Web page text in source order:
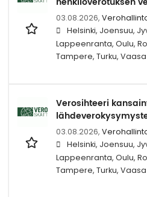
03.08.2026,
Helsinki, Joensuu,
Lappeenranta, Oulu,
Tampere, Turku, Vaasa
Verosihteeri
03.08.2026,
Helsinki, Joensuu,
Lappeenranta, Oulu,
Tampere, Turku, Vaasa